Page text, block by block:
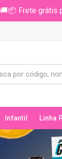
🚚📦 Frete grátis
Infantil Linha